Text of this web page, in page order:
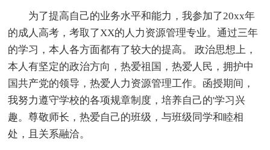
为了提高自己的业务水平和能力，我参加了20xx年
的成人高考，考取了XX的人力资源管理专业。通过三年
的学习，本人各方面都有了较大的提高。 政治思想上，
本人有坚定的政治方向，热爱祖国，热爱人民，拥护中
国共产党的领导，热爱人力资源管理工作。函授期间，
我努力遵守学校的各项规章制度，培养自己的'学习兴
趣。尊敬师长，热爱自己的班级，与班级同学和睦相
处，且关系融洽。